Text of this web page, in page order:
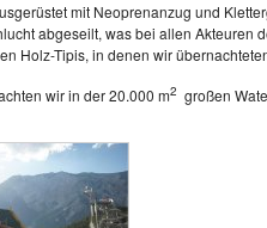
mit Neoprenanzug und
abgeseilt, was bei allen Akteuren
Holz-Tipis, in denen wir
wir in der 20.000 m2 großen